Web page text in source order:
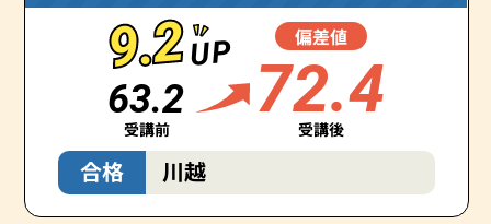
9.2
9.2UP
63.2
受講前
偏差値
72.4
受講後
合格 川越